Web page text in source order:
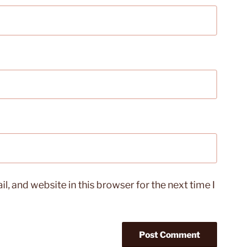
and website in this browser for the next time I